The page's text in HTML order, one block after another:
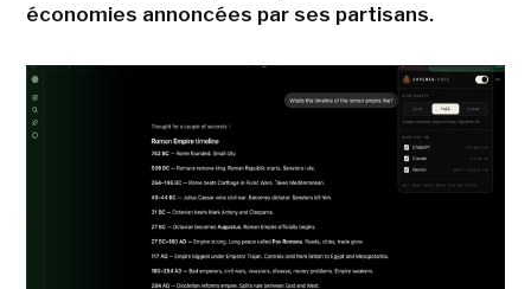
économies annoncées par ses partisans.